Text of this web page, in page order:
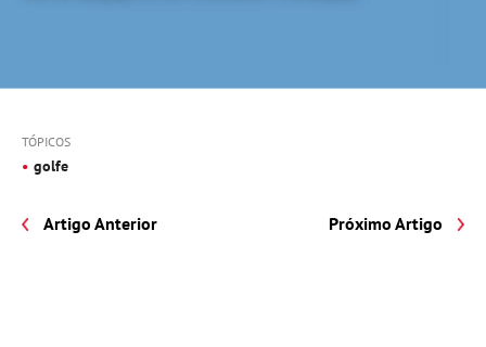
TÓPICOS
golfe
Artigo Anterior Próximo Artigo